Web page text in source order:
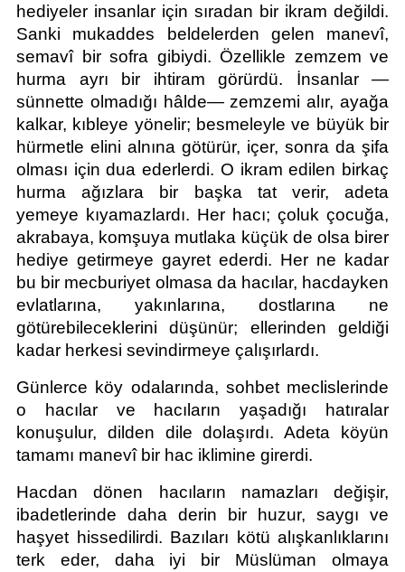
hediyeler insanlar için sıradan bir ikram değildi.
Sanki mukaddes beldelerden gelen manevî,
semavî bir sofra gibiydi. Özellikle zemzem ve
hurma ayrı bir ihtiram görürdü. İnsanlar —
sünnette olmadığı hâlde— zemzemi alır, ayağa
kalkar, kıbleye yönelir; besmeleyle ve büyük bir
hürmetle elini alnına götürür, içer, sonra da şifa
olması için dua ederlerdi. O ikram edilen birkaç
hurma ağızlara bir başka tat verir, adeta
yemeye kıyamazlardı. Her hacı; çoluk çocuğa,
akrabaya, komşuya mutlaka küçük de olsa birer
hediye getirmeye gayret ederdi. Her ne kadar
bu bir mecburiyet olmasa da hacılar, hacdayken
evlatlarına, yakınlarına, dostlarına ne
götürebileceklerini düşünür; ellerinden geldiği
kadar herkesi sevindirmeye çalışırlardı.
Günlerce köy odalarında, sohbet meclislerinde
o hacılar ve hacıların yaşadığı hatıralar
konuşulur, dilden dile dolaşırdı. Adeta köyün
tamamı manevî bir hac iklimine girerdi.
Hacdan dönen hacıların namazları değişir,
ibadetlerinde daha derin bir huzur, saygı ve
haşyet hissedilirdi. Bazıları kötü alışkanlıklarını
terk eder, daha iyi bir Müslüman olmaya